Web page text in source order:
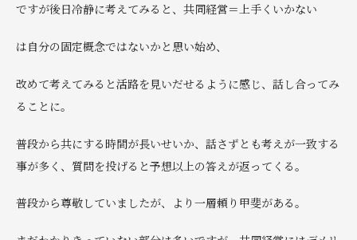
ですが後日冷静に考えてみると、共同経営＝上手くいかない
は自分の固定概念ではないかと思い始め、
改めて考えてみると活路を見いだせるように感じ、話し合ってみ
ることに。
普段から共にする時間が長いせいか、話さずとも考えが一致する
事が多く、質問を投げると予想以上の答えが返ってくる。
普段から尊敬していましたが、より一層頼り甲斐がある。